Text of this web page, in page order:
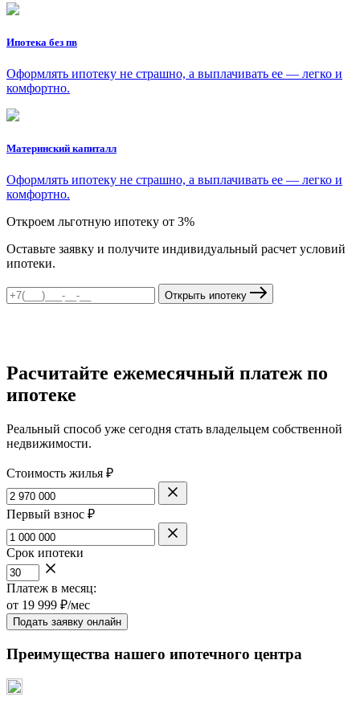
Ипотека без пв
Оформлять ипотеку не страшно, а выплачивать ее — легко и
комфортно.
Материнский капиталл
Оформлять ипотеку не страшно, а выплачивать ее — легко и
комфортно.
Откроем льготную ипотеку от 3%
Оставьте заявку и получите индивидуальный расчет условий
ипотеки.
Открыть ипотеку
Расчитайте ежемесячный платеж по
ипотеке
Реальный способ уже сегодня стать владельцем собственной
недвижимости.
Стоимость жилья ₽
Первый взнос ₽
Срок ипотеки
Платеж в месяц:
от 19 999 ₽/мес
Подать заявку онлайн
Преимущества нашего ипотечного центра